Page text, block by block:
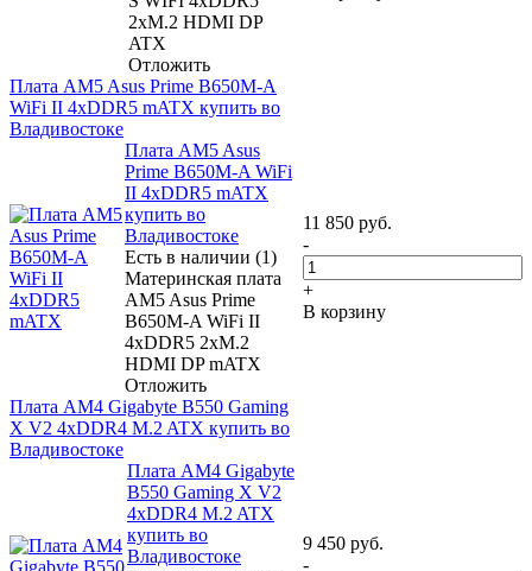
2xM.2 HDMI DP
ATX
Отложить
Плата AM5 Asus Prime B650M-A
WiFi II 4xDDR5 mATX купить во
Владивостоке
Плата AM5 Asus
Prime B650M-A WiFi
II 4xDDR5 mATX
купить во
Владивостоке
Есть в наличии (1)
Материнская плата
AM5 Asus Prime
B650M-A WiFi II
4xDDR5 2xM.2
HDMI DP mATX
Отложить
11 850 руб.
-
+
В корзину
Плата AM4 Gigabyte B550 Gaming
X V2 4xDDR4 M.2 ATX купить во
Владивостоке
Плата AM4 Gigabyte
B550 Gaming X V2
4xDDR4 M.2 ATX
купить во
Владивостоке
9 450 руб.
-